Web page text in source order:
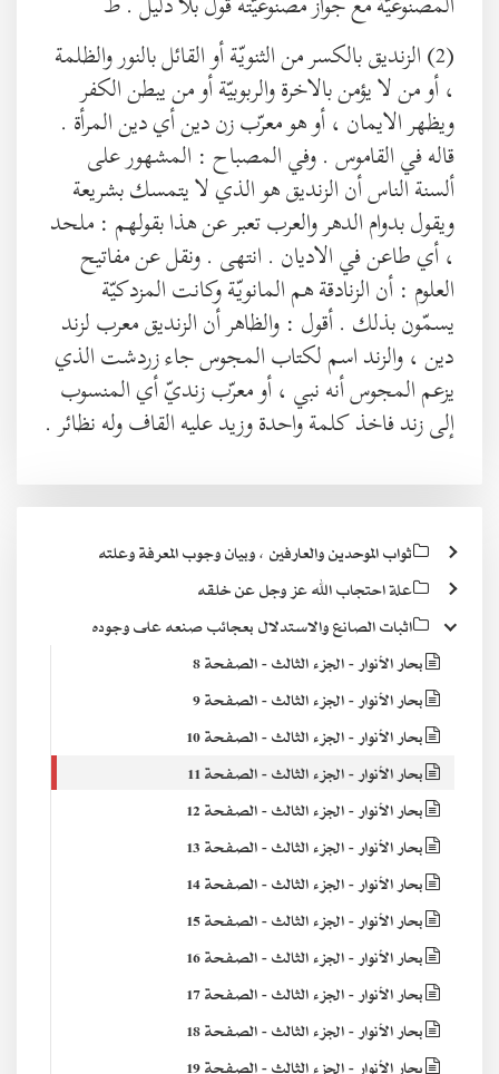
(2) الزنديق بالكسر من الثنويّة أو القائل بالنور والظلمة
، أو من لا يؤمن بالاخرة والربوبيّة أو من يبطن الكفر
ويظهر الايمان ، أو هو معرّب زن دين أي دين المرأة .
قاله في القاموس . وفي المصباح : المشهور على
ألسنة الناس أن الزنديق هو الذي لا يتمسك بشريعة
ويقول بدوام الدهر والعرب تعبر عن هذا بقولهم : ملحد
، أي طاعن في الاديان . انتهى . ونقل عن مفاتيح
العلوم : أن الزنادقة هم المانويّة وكانت المزدكيّة
يسمّون بذلك . أقول : والظاهر أن الزنديق معرب لزند
دين ، والزند اسم لكتاب المجوس جاء زردشت الذي
يزعم المجوس أنه نبي ، أو معرّب زنديّ أي المنسوب
إلى زند فاخذ كلمة واحدة وزيد عليه القاف وله نظائر .
ثواب الموحدين والعارفين ، وبيان وجوب المعرفة وعلته
علة احتجاب الله عز وجل عن خلقه
اثبات الصانع والاستدلال بعجائب صنعه على وجوده
بحار الأنوار - الجزء الثالث - الصفحة 8
بحار الأنوار - الجزء الثالث - الصفحة 9
بحار الأنوار - الجزء الثالث - الصفحة 10
بحار الأنوار - الجزء الثالث - الصفحة 11
بحار الأنوار - الجزء الثالث - الصفحة 12
بحار الأنوار - الجزء الثالث - الصفحة 13
بحار الأنوار - الجزء الثالث - الصفحة 14
بحار الأنوار - الجزء الثالث - الصفحة 15
بحار الأنوار - الجزء الثالث - الصفحة 16
بحار الأنوار - الجزء الثالث - الصفحة 17
بحار الأنوار - الجزء الثالث - الصفحة 18
بحار الأنوار - الجزء الثالث - الصفحة 19